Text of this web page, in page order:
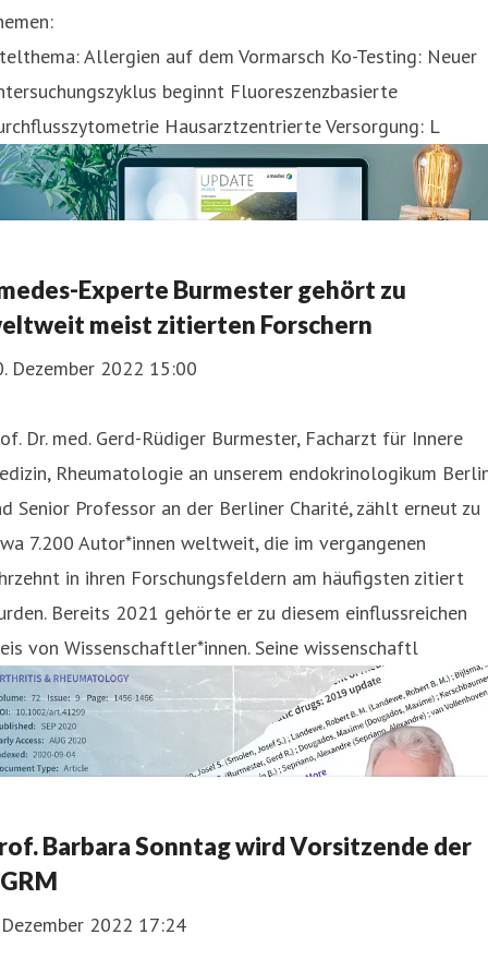
Allergien auf dem Vormarsch Ko-Testing: Neuer
beginnt Fluoreszenzbasierte
Hausarztzentrierte Versorgung: L
Experte Burmester gehört zu
meist zitierten Forschern
Dezember 2022 15:00
Dr. med. Gerd-Rüdiger Burmester, Facharzt für Innere
Rheumatologie an unserem endokrinologikum
Senior Professor an der Berliner Charité, zählt erneut zu
7.200 Autor*innen weltweit, die im vergangenen
in ihren Forschungsfeldern am häufigsten zitiert
Bereits 2021 gehörte er zu diesem einflussreichen
von Wissenschaftler*innen. Seine wissenschaftl
Barbara Sonntag wird Vorsitzende der
2022 17:24